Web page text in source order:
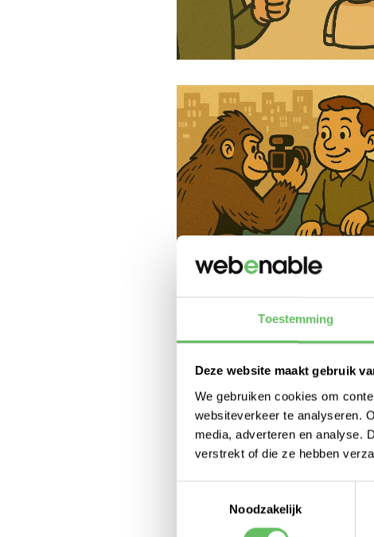
Toestemming
Deze website maakt gebruik
We gebruiken cookies om
websiteverkeer te analyseren.
media, adverteren en analyse.
verstrekt of die ze hebben
Noodzakelijk